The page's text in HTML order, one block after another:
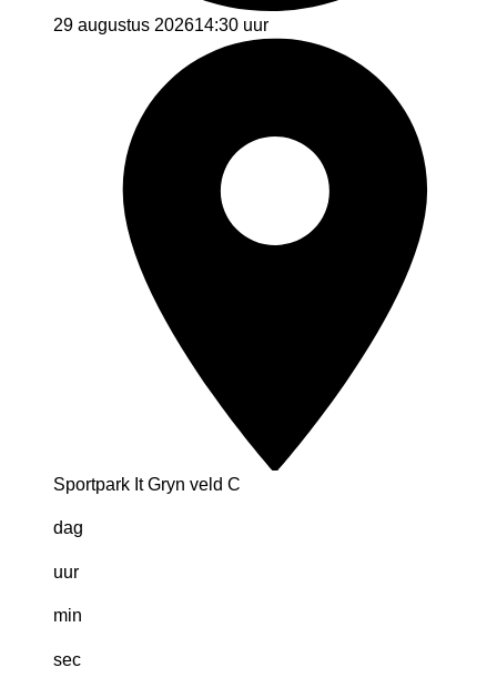
29 augustus 202614:30 uur
Sportpark It Gryn veld C
dag
uur
min
sec